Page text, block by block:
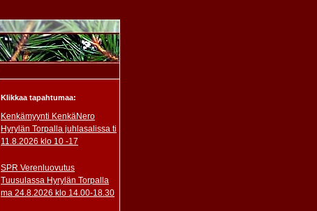
Klikkaa tapahtumaa:
Kenkämyynti KenkäNero
Hyrylän Torpalla juhlasalissa ti
11.8.2026 klo 10 -17
SPR Verenluovutus
Tuusulassa Hyrylän Torpalla
ma 24.8.2026 klo 14.00-18.30